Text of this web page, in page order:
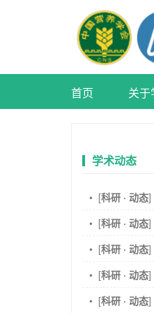
首页 关于
学术动态
• [科研 · 动态]
• [科研 · 动态]
• [科研 · 动态]
• [科研 · 动态]
• [科研 · 动态]